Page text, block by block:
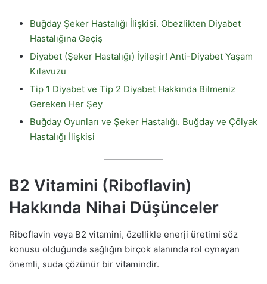
Buğday Şeker Hastalığı İlişkisi. Obezlikten Diyabet
Hastalığına Geçiş
Diyabet (Şeker Hastalığı) İyileşir! Anti-Diyabet Yaşam
Kılavuzu
Tip 1 Diyabet ve Tip 2 Diyabet Hakkında Bilmeniz
Gereken Her Şey
Buğday Oyunları ve Şeker Hastalığı. Buğday ve Çölyak
Hastalığı İlişkisi
B2 Vitamini (Riboflavin)
Hakkında Nihai Düşünceler
Riboflavin veya B2 vitamini, özellikle enerji üretimi söz
konusu olduğunda sağlığın birçok alanında rol oynayan
önemli, suda çözünür bir vitamindir.